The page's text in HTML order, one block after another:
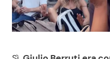
Benessere